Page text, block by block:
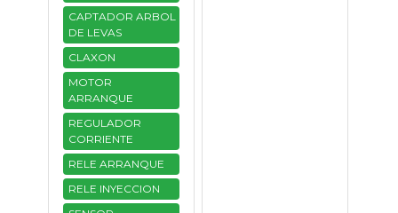
CAPTADOR ARBOL
DE LEVAS
CLAXON
MOTOR
ARRANQUE
REGULADOR
CORRIENTE
RELE ARRANQUE
RELE INYECCION